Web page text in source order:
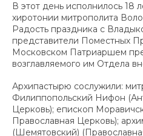
В этот день исполнилось 18
хиротонии митрополита
Радость праздника с
представители Поместных
Московском Патриаршем
возглавляемого им Отдела
Архипастырю сослужили:
Филиппопольский Нифон
Церковь); епископ
Православная Церковь);
(Шемятовский)